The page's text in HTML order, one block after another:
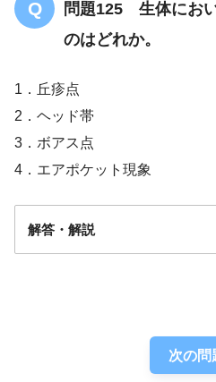
問題125 生体にお
のはどれか。
1．丘疹点
2．ヘッド帯
3．ボアス点
4．エアポケット現象
解答・解説
次の問